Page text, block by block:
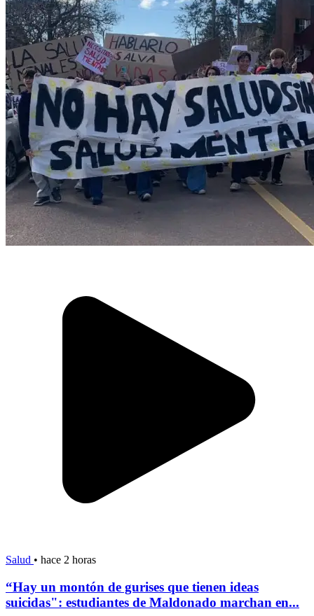
Salud • hace 2 horas
“Hay un montón de gurises que tienen ideas
suicidas": estudiantes de Maldonado marchan en...